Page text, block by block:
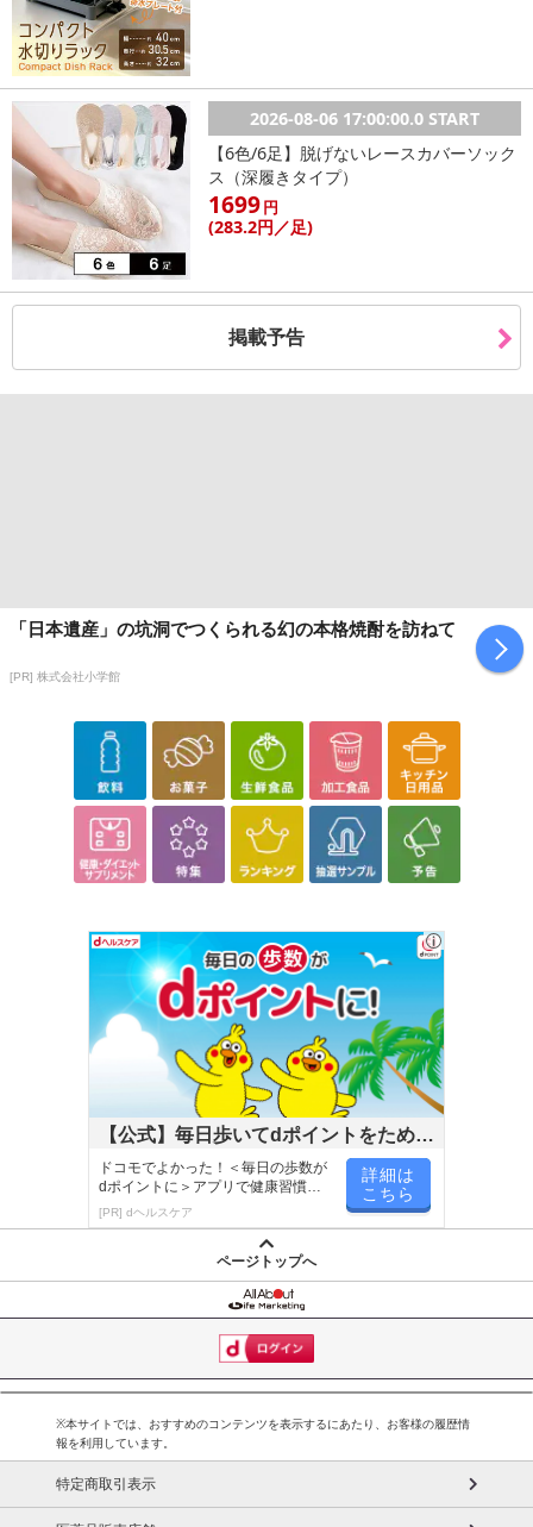
2026-08-06 17:00:00.0 START
【6色/6足】脱げないレースカバーソック
ス（深履きタイプ）
1699円
(283.2円／足)
掲載予告
「日本遺産」の坑洞でつくられる幻の本格焼酎を訪ねて
[PR] 株式会社小学館
【公式】毎日歩いてdポイントをためよ
う！
ドコモでよかった！＜毎日の歩数が
dポイントに＞アプリで健康習慣が
楽しく続く！
[PR] dヘルスケア
詳細は
こちら
ページトップへ
※本サイトでは、おすすめのコンテンツを表示するにあたり、お客様の履歴情
報を利用しています。
特定商取引表示